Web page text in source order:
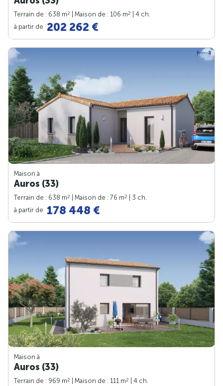
Terrain de : 638 m2 | Maison de : 106 m2
| 4 ch.
à partir de 202 262 €
Maison à
Auros (33)
Terrain de : 638 m2 | Maison de : 76 m2
| 3 ch.
à partir de 178 448 €
Maison à
Auros (33)
Terrain de : 969 m2 | Maison de : 111 m2
| 4 ch.